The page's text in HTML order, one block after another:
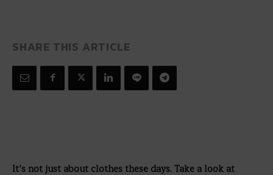
SHARE THIS ARTICLE
It’s not just about clothes these days. Take a look at